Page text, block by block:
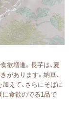
欲増進。長芋は、夏
があります。納豆、
えて、さらにそばに
に食欲のでる1品で